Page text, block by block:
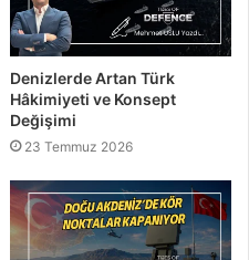
Denizlerde Artan Türk
Hâkimiyeti ve Konsept
Değişimi
23 Temmuz 2026